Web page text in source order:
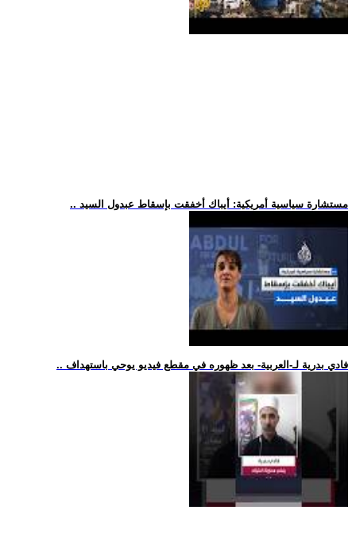
.. مستشارة سياسية أمريكية: أيباك أخفقت بإسقاط عبدول السيد
.. فادي بدرية لـ-العربية- بعد ظهوره في مقطع فيديو يوحي باستهداف